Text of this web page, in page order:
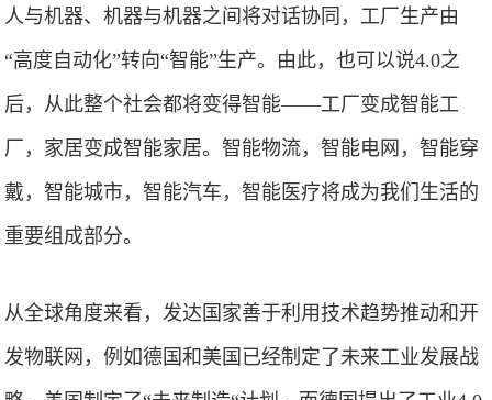
人与机器、机器与机器之间将对话协同，工厂生产由
“高度自动化”转向“智能”生产。由此，也可以说4.0之
后，从此整个社会都将变得智能——工厂变成智能工
厂，家居变成智能家居。智能物流，智能电网，智能穿
戴，智能城市，智能汽车，智能医疗将成为我们生活的
重要组成部分。
从全球角度来看，发达国家善于利用技术趋势推动和开
发物联网，例如德国和美国已经制定了未来工业发展战